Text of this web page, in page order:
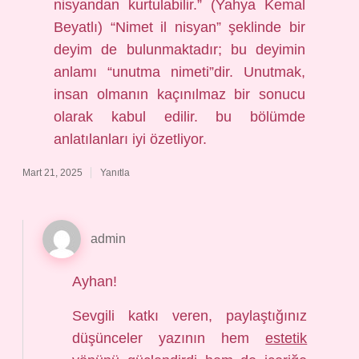
nisyandan kurtulabilir.” (Yahya Kemal
Beyatlı) “Nimet il nisyan” şeklinde bir
deyim de bulunmaktadır; bu deyimin
anlamı “unutma nimeti”dir. Unutmak,
insan olmanın kaçınılmaz bir sonucu
olarak kabul edilir. bu bölümde
anlatılanları iyi özetliyor.
Mart 21, 2025 Yanıtla
admin
Ayhan!
Sevgili katkı veren, paylaştığınız
düşünceler yazının hemestetik